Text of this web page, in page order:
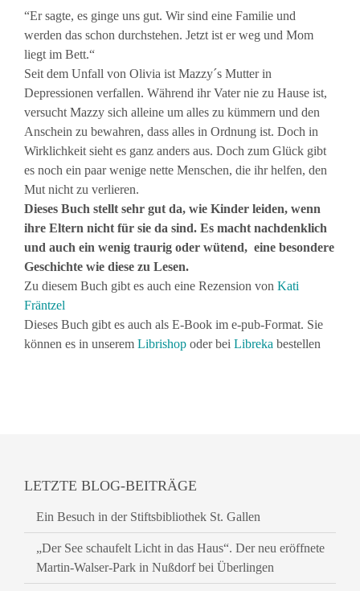
“Er sagte, es ginge uns gut. Wir sind eine Familie und
werden das schon durchstehen. Jetzt ist er weg und Mom
liegt im Bett.“
Seit dem Unfall von Olivia ist Mazzy´s Mutter in
Depressionen verfallen. Während ihr Vater nie zu Hause ist,
versucht Mazzy sich alleine um alles zu kümmern und den
Anschein zu bewahren, dass alles in Ordnung ist. Doch in
Wirklichkeit sieht es ganz anders aus. Doch zum Glück gibt
es noch ein paar wenige nette Menschen, die ihr helfen, den
Mut nicht zu verlieren.
Dieses Buch stellt sehr gut da, wie Kinder leiden, wenn
ihre Eltern nicht für sie da sind. Es macht nachdenklich
und auch ein wenig traurig oder wütend, eine besondere
Geschichte wie diese zu Lesen.
Zu diesem Buch gibt es auch eine Rezension von Kati
Fräntzel
Dieses Buch gibt es auch als E-Book im e-pub-Format. Sie
können es in unserem Librishop oder bei Libreka bestellen
LETZTE BLOG-BEITRÄGE
Ein Besuch in der Stiftsbibliothek St. Gallen
„Der See schaufelt Licht in das Haus“. Der neu eröffnete
Martin-Walser-Park in Nußdorf bei Überlingen